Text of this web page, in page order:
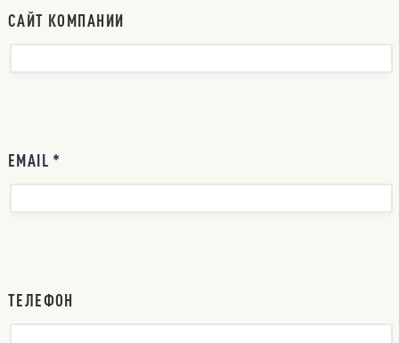
САЙТ КОМПАНИИ
EMAIL *
ТЕЛЕФОН